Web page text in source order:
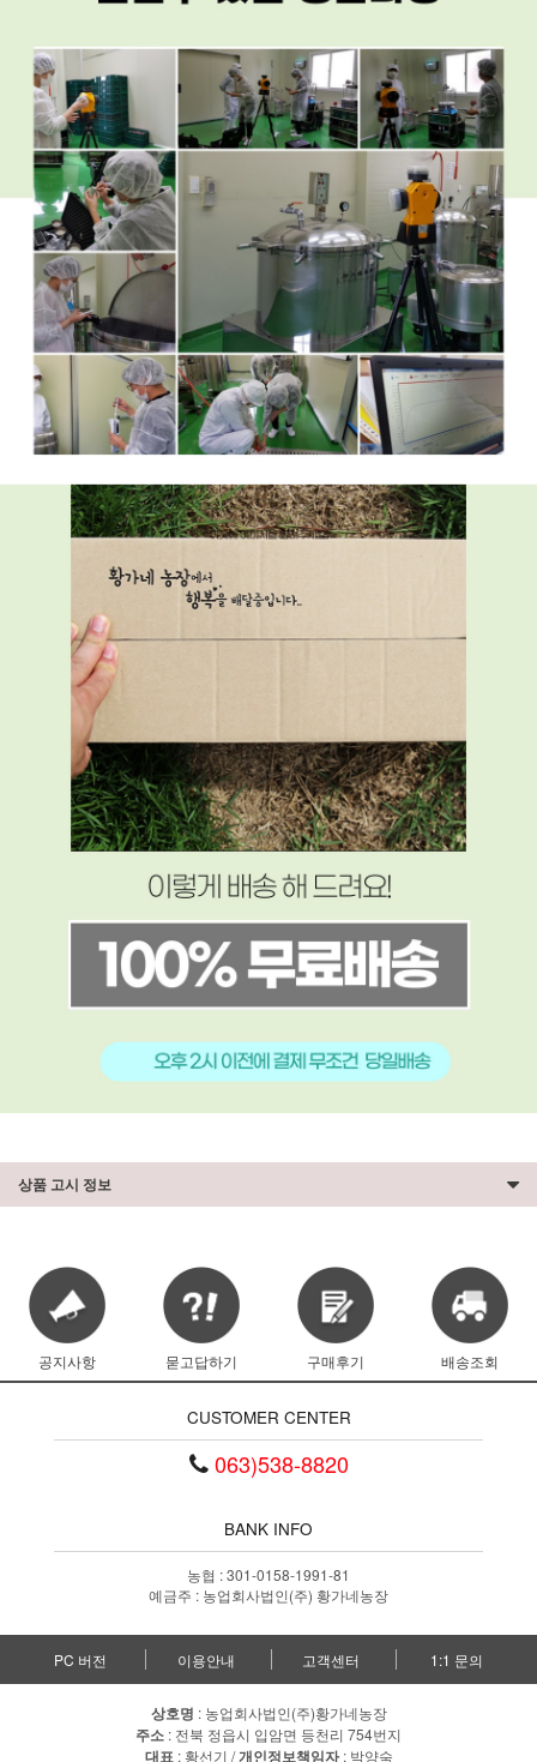
상품 고시 정보
공지사항 묻고답하기 구매후기 배송조회
CUSTOMER CENTER
063)538-8820
BANK INFO
농협 : 301-0158-1991-81
예금주 : 농업회사법인(주) 황가네농장
PC 버전 이용안내 고객센터 1:1 문의
상호명 : 농업회사법인(주)황가네농장
주소 : 전북 정읍시 입암면 등천리 754번지
대표 : 황선기 /개인정보책임자: 박양숙